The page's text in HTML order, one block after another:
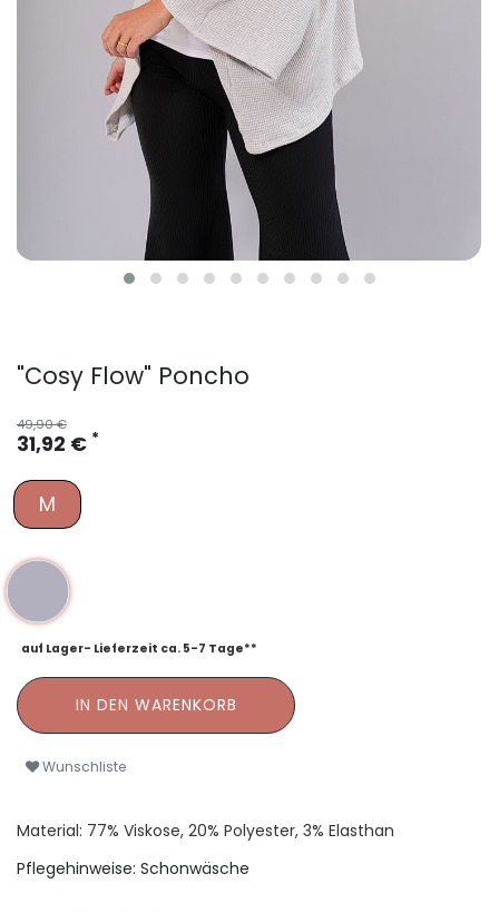
"Cosy Flow" Poncho
49,90 €
31,92 € *
M
auf Lager- Lieferzeit ca. 5-7 Tage**
IN DEN WARENKORB
Wunschliste
Material: 77% Viskose, 20% Polyester, 3% Elasthan
Pflegehinweise: Schonwäsche